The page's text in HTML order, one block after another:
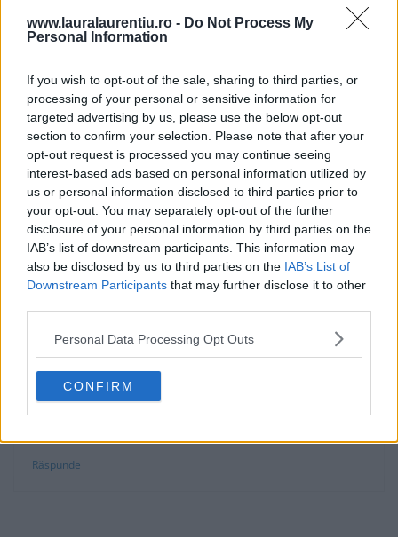
www.lauralaurentiu.ro - Do Not Process My
Personal Information
If you wish to opt-out of the sale, sharing to third parties, or
processing of your personal or sensitive information for
targeted advertising by us, please use the below opt-out
section to confirm your selection. Please note that after your
opt-out request is processed you may continue seeing
interest-based ads based on personal information utilized by
us or personal information disclosed to third parties prior to
your opt-out. You may separately opt-out of the further
disclosure of your personal information by third parties on the
IAB’s list of downstream participants. This information may
also be disclosed by us to third parties on the IAB’s List of
Downstream Participants that may further disclose it to other
Personal Data Processing Opt Outs
CONFIRM
18 noiembrie, 2017 la 00:37
Pacat ca am ratacit, undeva in modernizarea asta
accelerata, obiceiul de a rasni cafeaua inainte de
preparare. Nimic nu se compara cu o cafea proaspat
rasnita.
Răspunde
Daianaspune:
20 mai, 2017 la 00:00
Ce amintiri! Si la noi in casa se strangea familia si
ritualul acesta al cafelei de dupa masa l-am trait de
atatea ori. Poate ar trebui sa il reluam. Duminica o sun
Răspunde